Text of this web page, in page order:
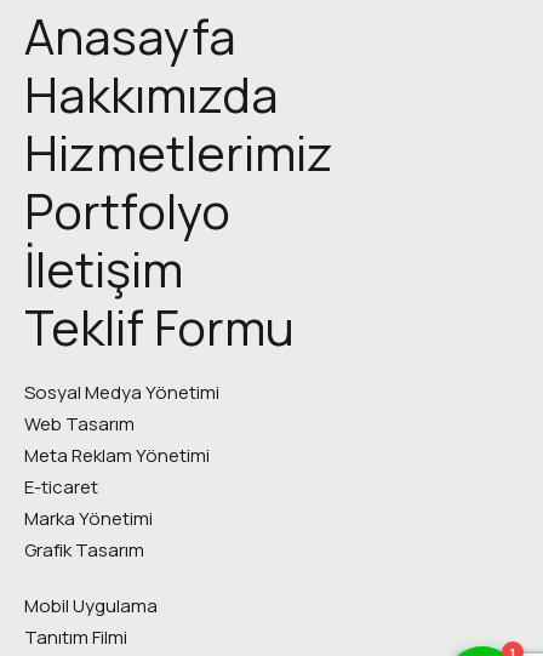
Anasayfa
Hakkımızda
Hizmetlerimiz
Portfolyo
İletişim
Teklif Formu
Sosyal Medya Yönetimi
Web Tasarım
Meta Reklam Yönetimi
E-ticaret
Marka Yönetimi
Grafik Tasarım
Mobil Uygulama
Tanıtım Filmi
1